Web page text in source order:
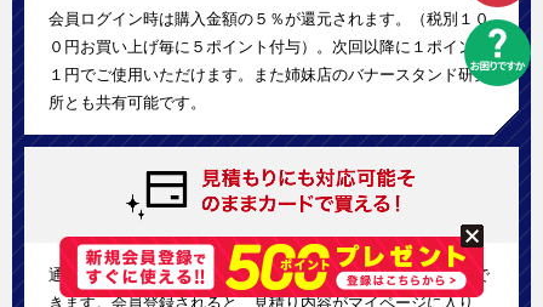
会員ログイン時は購入金額の５％が還元されます。（税別１０
０円お買い上げ毎に５ポイント付与）。次回以降に１ポイント
１円でご使用いただけます。また姉妹店のバナースタンド研究
所とも共有可能です。
通販サイトですが、別注品や大型案件向けの見積りにも対応で
きます。会員登録されると、見積り内容がマイページに入り、